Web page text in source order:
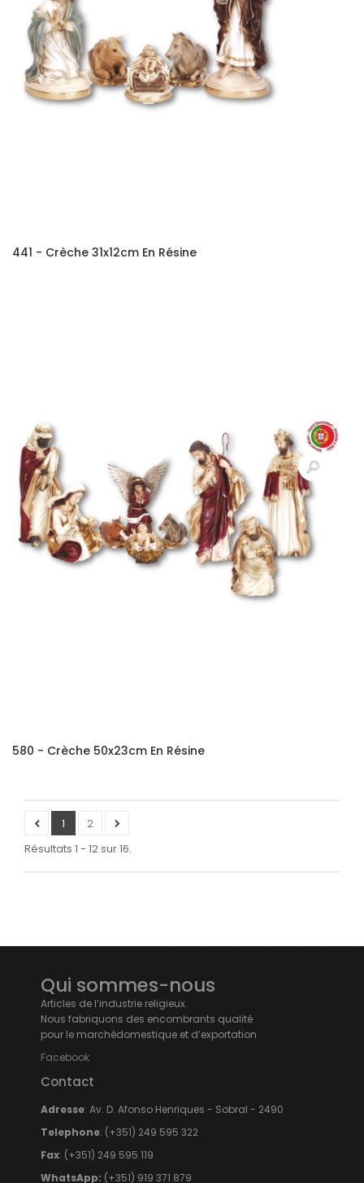
441 - Crèche 31x12cm En Résine
580 - Crèche 50x23cm En Résine
1
2
Résultats 1 - 12 sur 16.
Qui sommes-nous
Articles de l’industrie religieux.
Nous fabriquons des encombrants qualité
pour le marchédomestique et d’exportation
Facebook
Contact
Adresse: Av. D. Afonso Henriques - Sobral - 2490
Telephone: (+351) 249 595 322
Fax: (+351) 249 595 119
WhatsApp: (+351) 919 371 879